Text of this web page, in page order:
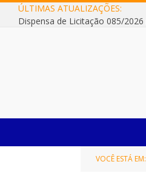
ÚLTIMAS ATUALIZAÇÕES:
VOCÊ ESTÁ EM: